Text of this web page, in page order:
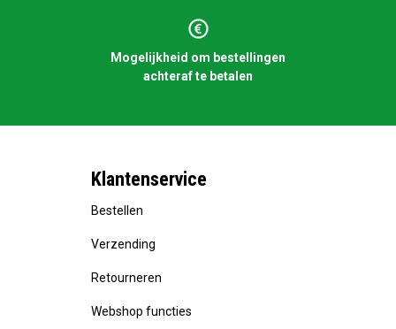
Mogelijkheid om bestellingen
achteraf te betalen
Klantenservice
Bestellen
Verzending
Retourneren
Webshop functies